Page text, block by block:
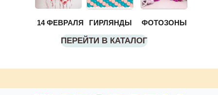
ГИРЛЯНДЫ
ПЕРЕЙТИ В КАТАЛОГ
ФОТОЗОНЫ
14 ФЕВРАЛЯ